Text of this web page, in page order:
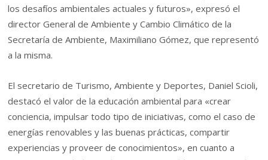
los desafíos ambientales actuales y futuros», expresó el
director General de Ambiente y Cambio Climático de la
Secretaría de Ambiente, Maximiliano Gómez, que representó
a la misma.
El secretario de Turismo, Ambiente y Deportes, Daniel Scioli,
destacó el valor de la educación ambiental para «crear
conciencia, impulsar todo tipo de iniciativas, como el caso de
energías renovables y las buenas prácticas, compartir
experiencias y proveer de conocimientos», en cuanto a